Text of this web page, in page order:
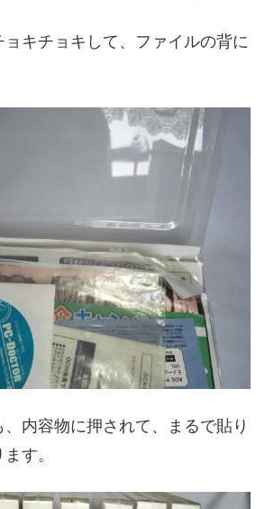
ョキチョキして、ファイルの背に
内容物に押されて、まるで貼り
す。